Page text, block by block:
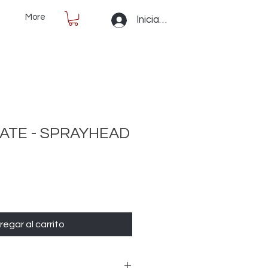
More Iniciar sesión
- SPRAYHEAD
al carrito